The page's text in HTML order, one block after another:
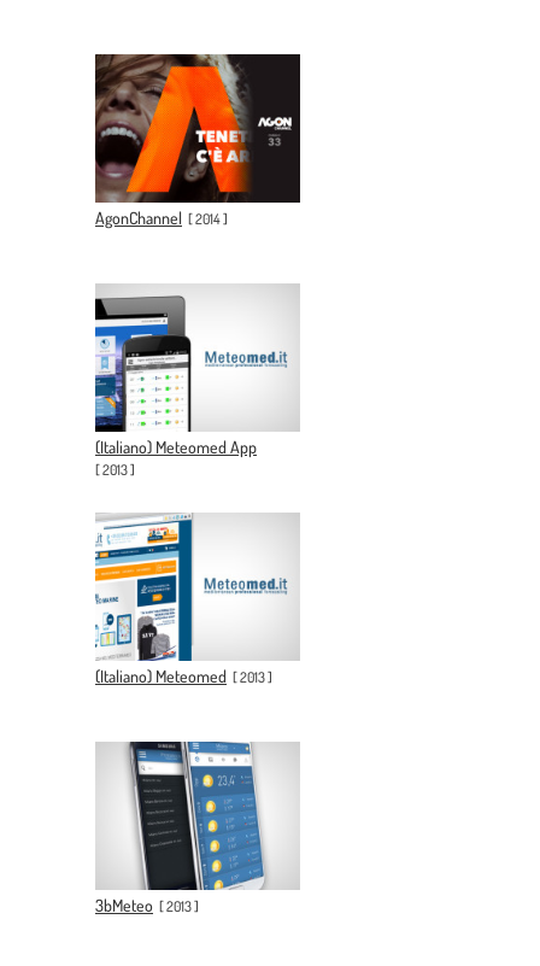
AgonChannel [2014]
(Italiano) Meteomed App
[2013]
(Italiano) Meteomed [2013]
3bMeteo [2013]